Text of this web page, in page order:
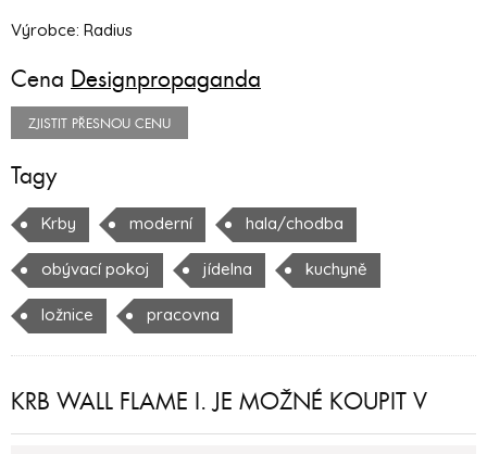
Výrobce: Radius
Cena Designpropaganda
ZJISTIT PŘESNOU CENU
Tagy
Krby moderní hala/chodba
obývací pokoj jídelna kuchyně
ložnice pracovna
KRB WALL FLAME I. JE MOŽNÉ KOUPIT V